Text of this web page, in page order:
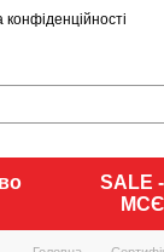
конфіденційності
SALE